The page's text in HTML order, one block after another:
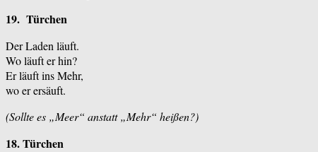
19. Türchen
Der Laden läuft.
Wo läuft er hin?
Er läuft ins Mehr,
wo er ersäuft.
(Sollte es „Meer“ anstatt „Mehr“ heißen?)
18. Türchen